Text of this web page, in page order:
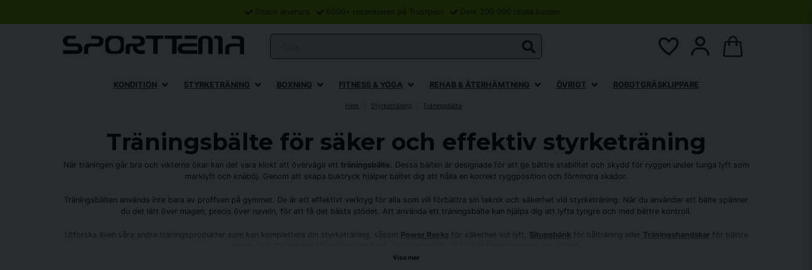
Snabb leverans 6000+ recensioner på Trustpilot Över 200 000 nöjda kunder
KONDITION STYRKETRÄNING BOXNING FITNESS & YOGA REHAB & ÅTERHÄMTNING ÖVRIGT ROBOTGRÄSKLIPPARE
Hem Styrketräning Träningsbälte
Träningsbälte för säker och effektiv styrketräning
När träningen går bra och vikterna ökar kan det vara klokt att överväga ett träningsbälte. Dessa bälten är designade för att ge bättre stabilitet och skydd för ryggen under tunga lyft som
marklyft och knäböj. Genom att skapa buktryck hjälper bältet dig att hålla en korrekt ryggposition och förhindra skador.
Träningsbälten används inte bara av proffsen på gymmet. De är ett effektivt verktyg för alla som vill förbättra sin teknik och säkerhet vid styrketräning. När du använder ett bälte spänner
du det lätt över magen, precis över naveln, för att få det bästa stödet. Att använda ett träningsbälte kan hjälpa dig att lyfta tyngre och med bättre kontroll.
Utforska även våra andra träningsprodukter som kan komplettera din styrketräning, såsom Power Racks för säkerhet vid lyft, Situpsbänk för bålträning eller Träningshandskarför bättre
Visa mer